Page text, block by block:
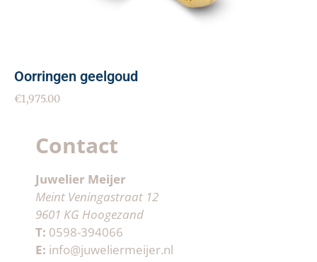
Oorringen geelgoud
€1,975.00
Contact
Juwelier Meijer
Meint Veningastraat 12
9601 KG Hoogezand
T: 0598-394066
E: info@juweliermeijer.nl